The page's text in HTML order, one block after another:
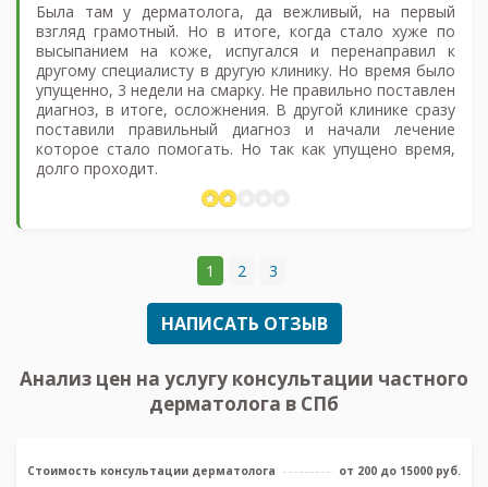
Была там у дерматолога, да вежливый, на первый
взгляд грамотный. Но в итоге, когда стало хуже по
высыпанием на коже, испугался и перенаправил к
другому специалисту в другую клинику. Но время было
упущенно, 3 недели на смарку. Не правильно поставлен
диагноз, в итоге, осложнения. В другой клинике сразу
поставили правильный диагноз и начали лечение
которое стало помогать. Но так как упущено время,
долго проходит.
1 2 3
НАПИСАТЬ ОТЗЫВ
Анализ цен на услугу консультации частного
дерматолога в СПб
Стоимость консультации дерматолога
от 200 до 15000 руб.